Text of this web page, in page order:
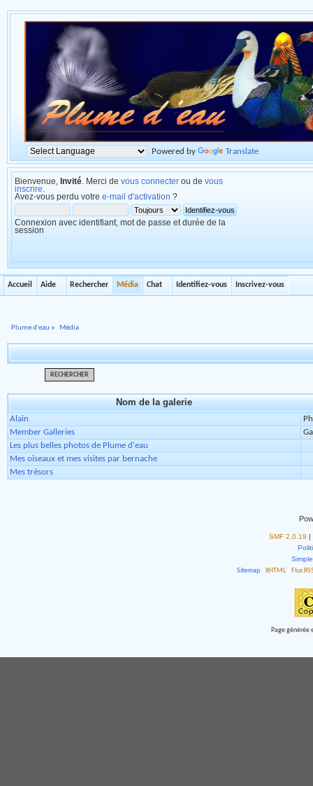
Powered by Translate
Bienvenue, Invité . Merci de vous connecter ou de vous
inscrire
Avez-vous perdu votre e-mail d'activation ?
Connexion avec identifiant, mot de passe et durée de la
session
Accueil Aide Rechercher Média Chat Identifiez-vous Inscrivez-vous
Plume d'eau » Média
RECHERCHER
Nom de la galerie
Alain
Member Galleries
Les plus belles photos de Plume d'eau
Mes oiseaux et mes visites par bernache
Mes trésors
SMF 2.0.19 |
Sitemap
XHTML Flux
Page générée